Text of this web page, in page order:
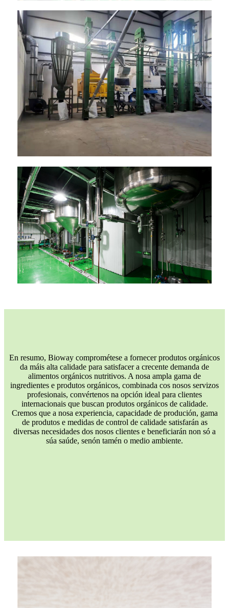
En resumo, Bioway comprométese a fornecer produtos orgánicos
da máis alta calidade para satisfacer a crecente demanda de
alimentos orgánicos nutritivos. A nosa ampla gama de
ingredientes e produtos orgánicos, combinada cos nosos servizos
profesionais, convértenos na opción ideal para clientes
internacionais que buscan produtos orgánicos de calidade.
Cremos que a nosa experiencia, capacidade de produción, gama
de produtos e medidas de control de calidade satisfarán as
diversas necesidades dos nosos clientes e beneficiarán non só a
súa saúde, senón tamén o medio ambiente.